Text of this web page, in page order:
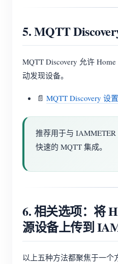
5. MQTT
MQTT Discovery 允许
动发现设备。
📄 MQTT Discovery 设置
推荐用于与 IAMMETER
快速的 MQTT 集成。
6. 相关选项：将
源设备上传到
以上五种方法都聚焦于一个